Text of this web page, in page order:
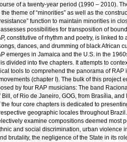
of a twenty-year period (1990 – 2010).
theme of “minorities” as well as the
function to maintain minorities in
possibilities for transposition of
constitutive of rhythm and poetry, is linked
dances, and drumming of black African
emerges in Jamaica and the U.S. in the
divided into five chapters. It attempts to
tools to comprehend the panorama of
(chapter I). The bulk of this project
by four RAP musicians: The band
Bill, of Rio de Janeiro, GOG, from Brasília,
the four core chapters is dedicated to
geographic locales throughout
examine compositions deemed most
and social discrimination, urban violence
brutality, the negligence of the State in its